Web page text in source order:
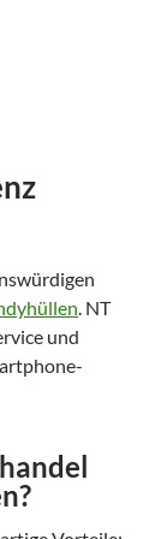
. NT
und